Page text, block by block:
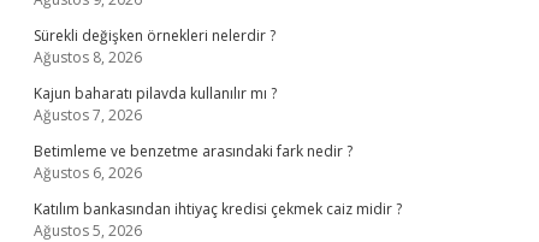
Sürekli değişken örnekleri nelerdir ?
Ağustos 8, 2026
Kajun baharatı pilavda kullanılır mı ?
Ağustos 7, 2026
Betimleme ve benzetme arasındaki fark nedir ?
Ağustos 6, 2026
Katılım bankasından ihtiyaç kredisi çekmek caiz midir ?
Ağustos 5, 2026